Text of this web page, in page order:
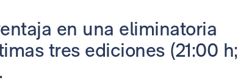
en una eliminatoria
tres ediciones (21:00 h;